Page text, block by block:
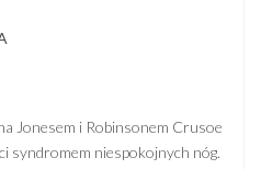
Jonesem i Robinsonem Crusoe
syndromem niespokojnych nóg.